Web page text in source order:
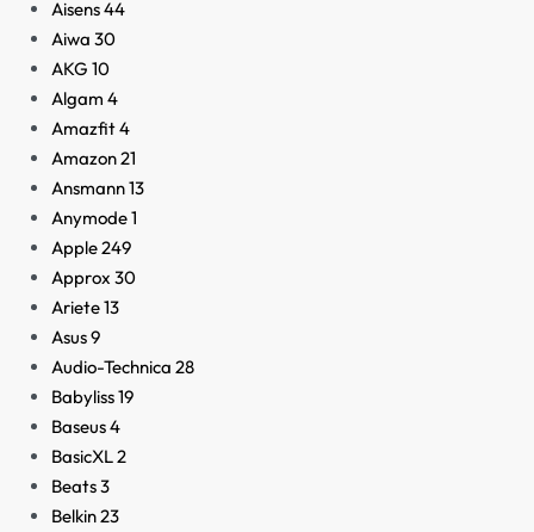
Aisens44
Aiwa 30
AKG 10
Algam 4
Amazfit4
Amazon21
Ansmann13
Anymode1
Apple249
Approx 30
Ariete13
Asus9
Audio-Technica 28
Babyliss19
Baseus4
BasicXL2
Beats3
Belkin23